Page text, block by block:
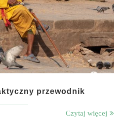
przewodnik
Czytaj więcej